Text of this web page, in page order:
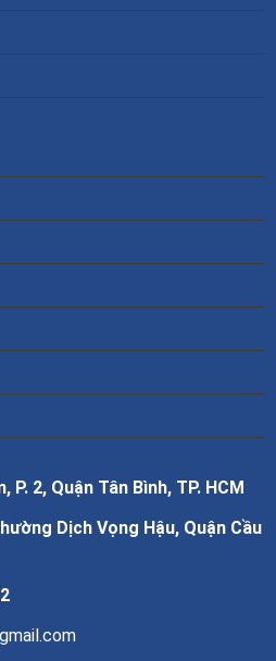
P. 2, Quận Tân Bình, TP. HCM
Dịch Vọng Hậu, Quận Cầu